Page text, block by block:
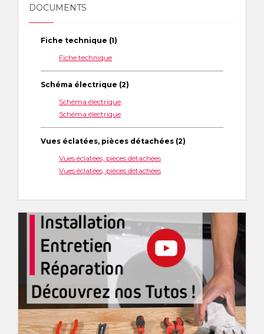
DOCUMENTS
Fiche technique (1)
Fiche technique
Schéma électrique (2)
Schéma électrique
Schéma électrique
Vues éclatées, pièces détachées (2)
Vues éclatées, pièces détachées
Vues éclatées, pièces détachées